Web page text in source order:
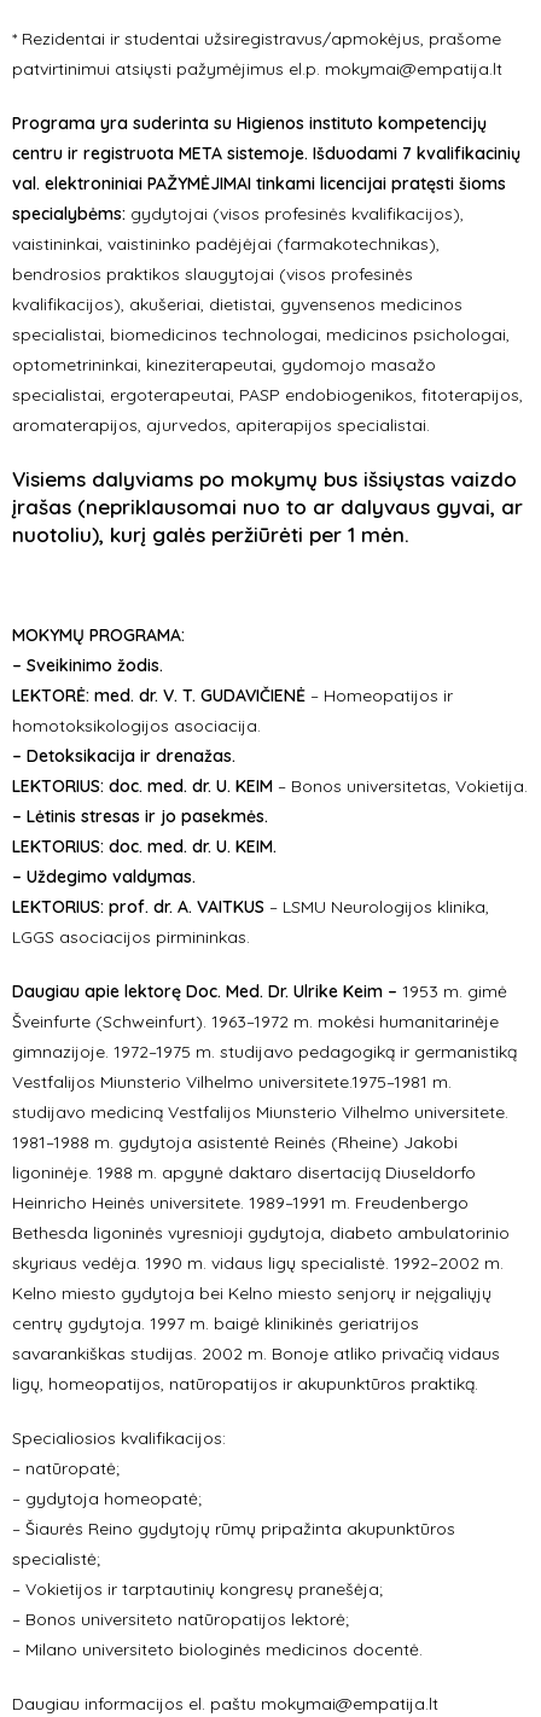
* Rezidentai ir studentai užsiregistravus/apmokėjus, prašome
patvirtinimui atsiųsti pažymėjimus el.p. mokymai@empatija.lt
Programa yra suderinta su Higienos instituto kompetencijų
centru ir registruota META sistemoje. Išduodami 7 kvalifikacinių
val. elektroniniai PAŽYMĖJIMAI tinkami licencijai pratęsti šioms
specialybėms: gydytojai (visos profesinės kvalifikacijos),
vaistininkai, vaistininko padėjėjai (farmakotechnikas),
bendrosios praktikos slaugytojai (visos profesinės
kvalifikacijos), akušeriai, dietistai, gyvensenos medicinos
specialistai, biomedicinos technologai, medicinos psichologai,
optometrininkai, kineziterapeutai, gydomojo masažo
specialistai, ergoterapeutai, PASP endobiogenikos, fitoterapijos,
aromaterapijos, ajurvedos, apiterapijos specialistai.
Visiems dalyviams po mokymų bus išsiųstas vaizdo
įrašas (nepriklausomai nuo to ar dalyvaus gyvai, ar
nuotoliu), kurį galės peržiūrėti per 1 mėn.
MOKYMŲ PROGRAMA:
– Sveikinimo žodis.
LEKTORĖ: med. dr. V. T. GUDAVIČIENĖ – Homeopatijos ir
homotoksikologijos asociacija.
– Detoksikacija ir drenažas.
LEKTORIUS: doc. med. dr. U. KEIM – Bonos universitetas, Vokietija.
– Lėtinis stresas ir jo pasekmės.
LEKTORIUS: doc. med. dr. U. KEIM.
– Uždegimo valdymas.
LEKTORIUS: prof. dr. A. VAITKUS – LSMU Neurologijos klinika,
LGGS asociacijos pirmininkas.
Daugiau apie lektorę Doc. Med. Dr. Ulrike Keim – 1953 m. gimė
Šveinfurte (Schweinfurt). 1963–1972 m. mokėsi humanitarinėje
gimnazijoje. 1972–1975 m. studijavo pedagogiką ir germanistiką
Vestfalijos Miunsterio Vilhelmo universitete.1975–1981 m.
studijavo mediciną Vestfalijos Miunsterio Vilhelmo universitete.
1981–1988 m. gydytoja asistentė Reinės (Rheine) Jakobi
ligoninėje. 1988 m. apgynė daktaro disertaciją Diuseldorfo
Heinricho Heinės universitete. 1989–1991 m. Freudenbergo
Bethesda ligoninės vyresnioji gydytoja, diabeto ambulatorinio
skyriaus vedėja. 1990 m. vidaus ligų specialistė. 1992–2002 m.
Kelno miesto gydytoja bei Kelno miesto senjorų ir neįgaliųjų
centrų gydytoja. 1997 m. baigė klinikinės geriatrijos
savarankiškas studijas. 2002 m. Bonoje atliko privačią vidaus
ligų, homeopatijos, natūropatijos ir akupunktūros praktiką.
Specialiosios kvalifikacijos:
– natūropatė;
– gydytoja homeopatė;
– Šiaurės Reino gydytojų rūmų pripažinta akupunktūros
specialistė;
– Vokietijos ir tarptautinių kongresų pranešėja;
– Bonos universiteto natūropatijos lektorė;
– Milano universiteto biologinės medicinos docentė.
Daugiau informacijos el. paštu mokymai@empatija.lt